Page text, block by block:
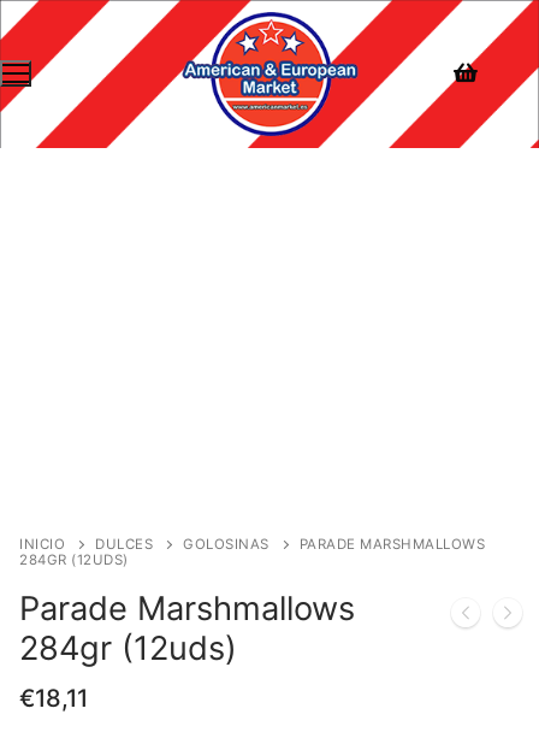
INICIO DULCES GOLOSINAS
PARADE MARSHMALLOWS
284GR (12UDS)
Parade Marshmallows
284gr (12uds)
€18,11